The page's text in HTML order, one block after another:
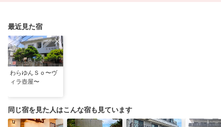
最近見た宿
わらゆんＳｏ〜ヴ
ィラ壺屋〜
同じ宿を見た人はこんな宿も見ています